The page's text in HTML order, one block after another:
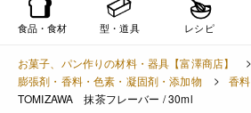
食品・食材 型・道具 レシピ
お菓子、パン作りの材料・器具【富澤商店】
膨張剤・香料・色素・凝固剤・添加物
香料
TOMIZAWA 抹茶フレーバー / 30ml